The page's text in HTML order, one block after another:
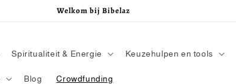
Welkom bij Bibelaz
Spiritualiteit & Energie Keuzehulpen en tools
Blog Crowdfunding